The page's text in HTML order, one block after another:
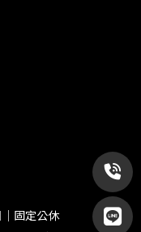
固定公休